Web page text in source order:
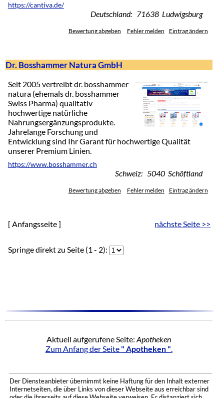
https://cantiva.de/
Deutschland: 71638 Ludwigsburg
Bewertung abgeben Fehler melden Eintrag ändern
Dr. Bosshammer Natura GmbH
Seit 2005 vertreibt dr. bosshammer
natura (ehemals dr. bosshammer
Swiss Pharma) qualitativ
hochwertige natürliche
Nahrungsergänzungsprodukte.
Jahrelange Forschung und
Entwicklung sind Ihr Garant für hochwertige Qualität
unserer Premium Linien.
https://www.bosshammer.ch
Schweiz: 5040 Schöftland
Bewertung abgeben Fehler melden Eintrag ändern
[ Anfangsseite ] nächste Seite >>
Springe direkt zu Seite (1 - 2):
Aktuell aufgerufene Seite:Apotheken
Zum Anfang der Seite " Apotheken "
Der Diensteanbieter übernimmt keine Haftung für den Inhalt externer
Internetseiten, die über Links von dieser Webseite aus erreichbar sind